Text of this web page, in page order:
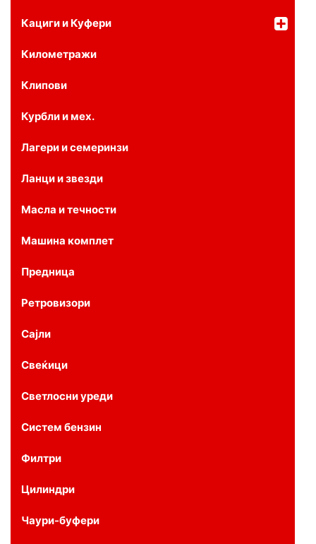
Кациги и Куфери
Километражи
Клипови
Курбли и мех.
Лагери и семеринзи
Ланци и звезди
Масла и течности
Машина комплет
Предница
Ретровизори
Сајли
Свеќици
Светлосни уреди
Систем бензин
Филтри
Цилиндри
Чаури-буфери